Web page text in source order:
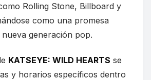
Rolling Stone, Billboard y
como una promesa
nueva generación pop.
KATSEYE: WILD HEARTS se
y horarios específicos dentro